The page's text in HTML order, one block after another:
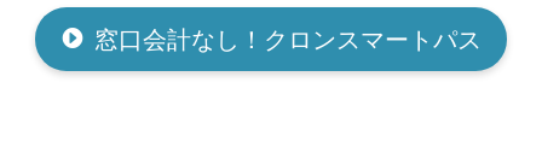
窓口会計なし！クロンスマートパス